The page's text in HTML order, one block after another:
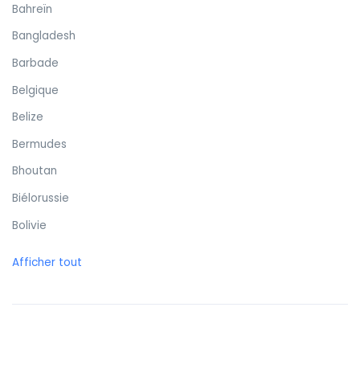
Bahreïn
Bangladesh
Barbade
Belgique
Belize
Bermudes
Bhoutan
Biélorussie
Bolivie
Botswana
Afficher tout